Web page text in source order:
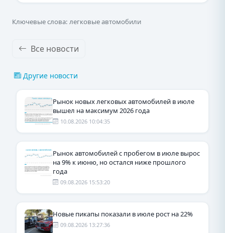
Ключевые слова: легковые автомобили
Все новости
Другие новости
Рынок новых легковых автомобилей в июле
вышел на максимум 2026 года
10.08.2026 10:04:35
Рынок автомобилей с пробегом в июле вырос
на 9% к июню, но остался ниже прошлого
года
09.08.2026 15:53:20
Новые пикапы показали в июле рост на 22%
09.08.2026 13:27:36